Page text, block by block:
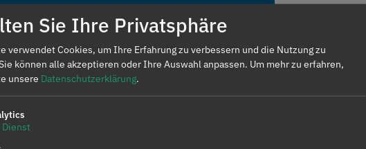
mit stündlicher Granularität und
Horizont von bis zu 40 Jahren
mit stündlicher Granularität und
Horizont von bis zu 40 Jahren
Sie Ihre Privatsphäre
verwendet Cookies, um Ihre Erfahrung zu verbessern und die Nutzung zu
können alle akzeptieren oder Ihre Auswahl anpassen. Um mehr zu erfahren,
unsere Datenschutzerklärung.
Dienst